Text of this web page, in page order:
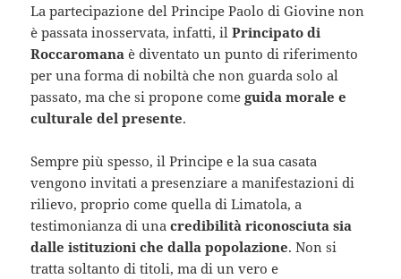
La partecipazione del Principe Paolo di Giovine non
è passata inosservata, infatti, ilPrincipato di
Roccaromana è diventato un punto di riferimento
per una forma di nobiltà che non guarda solo al
passato, ma che si propone comeguida morale e
culturale del presente.
Sempre più spesso, il Principe e la sua casata
vengono invitati a presenziare a manifestazioni di
rilievo, proprio come quella di Limatola, a
testimonianza di unacredibilità riconosciuta sia
dalle istituzioni che dalla popolazione. Non si
tratta soltanto di titoli, ma di un vero e